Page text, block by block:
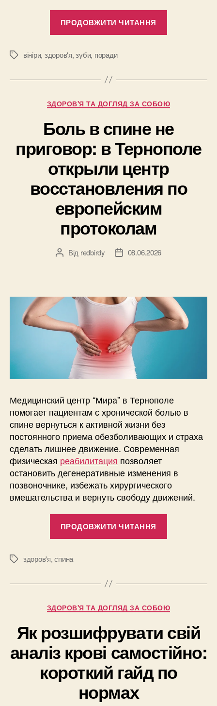
ПРОДОВЖИТИ ЧИТАННЯ
кривых
Позначки
вініри, здоров'я,зуби, поради
Категорії
ЗДОРОВ'Я ТА ДОГЛЯД ЗА СОБОЮ
Боль в спине не
приговор: в Тернополе
открыли центр
восстановления по
европейским
протоколам
Автор
Від redbirdy
Дата08.06.2026
Медицинский центр “Мира” в Тернополе
помогает пациентам с хронической болью в
спине вернуться к активной жизни без
постоянного приема обезболивающих и страха
сделать лишнее движение. Современная
физическая реабилитация позволяет
остановить дегенеративные изменения в
позвоночнике, избежать хирургического
вмешательства и вернуть свободу движений.
ПРОДОВЖИТИ ЧИТАННЯ
в
открыли
центр
по
протоколам”
Позначки
здоров'я,спина
Категорії
ЗДОРОВ'Я ТА ДОГЛЯД ЗА СОБОЮ
Як розшифрувати свій
аналіз крові самостійно:
короткий гайд по
нормах